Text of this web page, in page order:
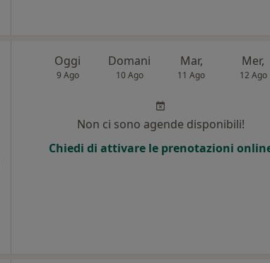
Oggi
9 Ago
Domani
10 Ago
Mar,
11 Ago
Mer,
12 Ago
Non ci sono agende disponibili!
Chiedi di attivare le prenotazioni